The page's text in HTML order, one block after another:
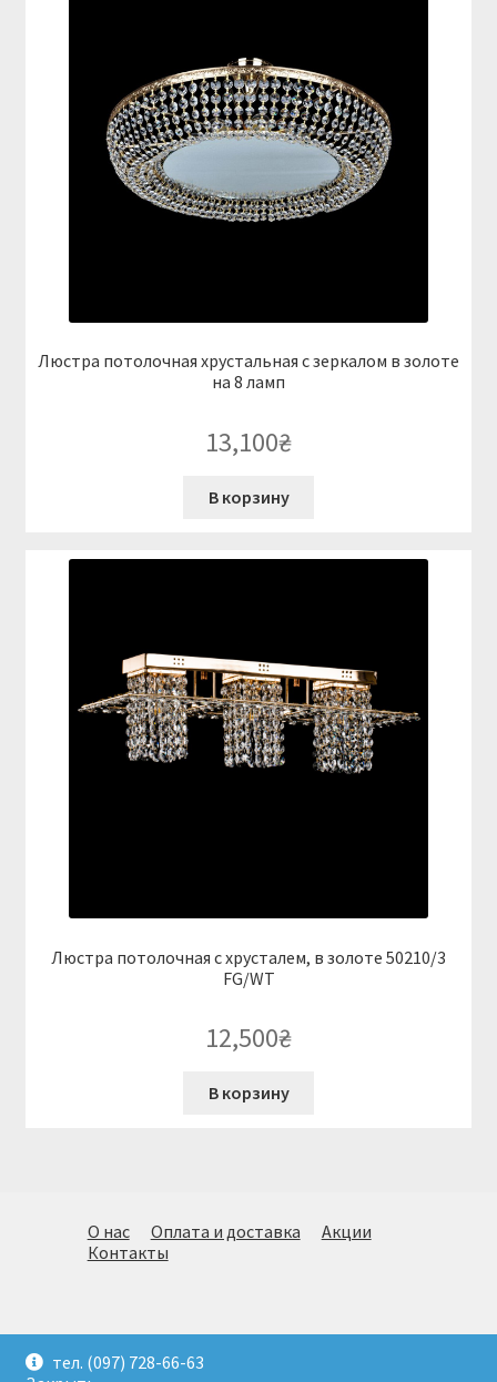
тел. (097) 728-66-63
Люстра потолочная хрустальная с зеркалом в золоте
на 8 ламп
13,100₴
В корзину
Люстра потолочная с хрусталем, в золоте 50210/3
FG/WT
12,500₴
В корзину
О нас Оплата и доставка
Акции
Контакты
доставка и монтаж.(097)728-66-63. Киев 2026